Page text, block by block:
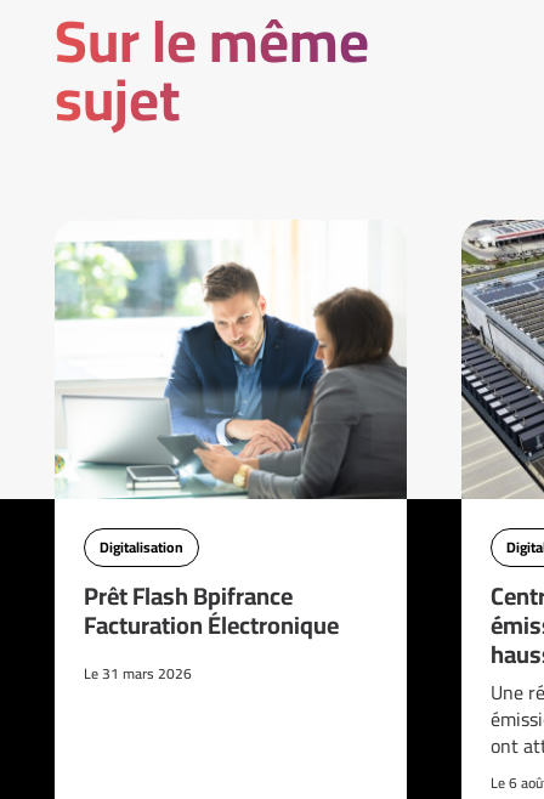
Sur le même
sujet
Digitalisation
Prêt Flash Bpifrance
Facturation Électronique
Le 31 mars 2026
Une
ont
Le 6